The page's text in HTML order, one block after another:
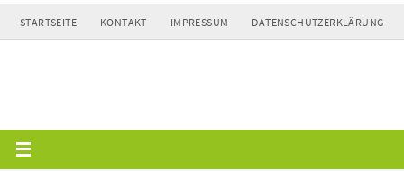
Zum
Inhalt
STARTSEITE KONTAKT IMPRESSUM DATENSCHUTZERKLÄRUNG